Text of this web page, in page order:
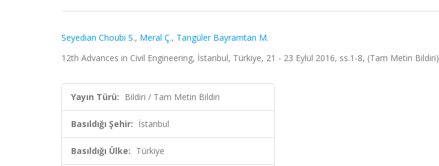
Seyedian Choubi S., Meral Ç., Tangüler Bayramtan M.
12th Advances in Civil Engineering, İstanbul, Türkiye, 21 - 23 Eylül 2016, ss.1-8, (Tam Metin Bildiri)
Yayın Türü: Bildiri / Tam Metin Bildiri
Basıldığı Şehir: İstanbul
Basıldığı Ülke: Türkiye